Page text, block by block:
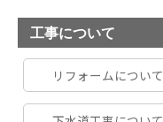
工事について
リフォームについて